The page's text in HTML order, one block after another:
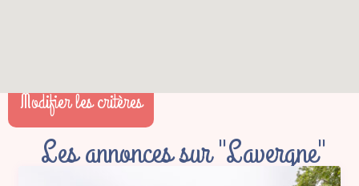
Modifier les critères
Les annonces sur "Lavergne"